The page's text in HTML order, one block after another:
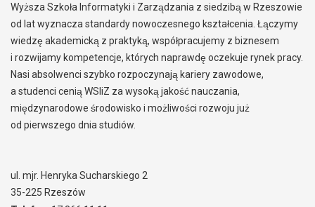
Wyższa Szkoła Informatyki i Zarządzania z siedzibą w Rzeszowie
od lat wyznacza standardy nowoczesnego kształcenia. Łączymy
wiedzę akademicką z praktyką, współpracujemy z biznesem
i rozwijamy kompetencje, których naprawdę oczekuje rynek pracy.
Nasi absolwenci szybko rozpoczynają kariery zawodowe,
a studenci cenią WSIiZ za wysoką jakość nauczania,
międzynarodowe środowisko i możliwości rozwoju już
od pierwszego dnia studiów.
ul. mjr. Henryka Sucharskiego 2
35-225 Rzeszów